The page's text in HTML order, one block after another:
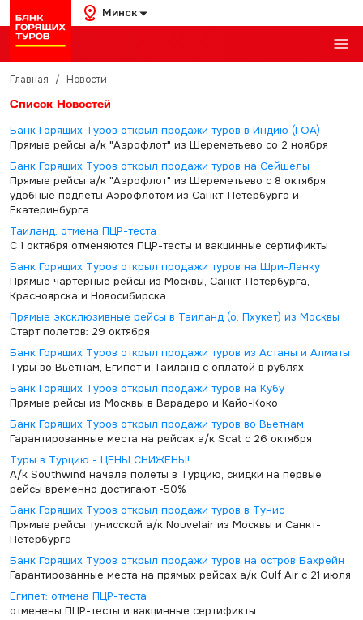
Минск
Главная / Новости
Список Новостей
Банк Горящих Туров открыл продажи туров в Индию (ГОА)
Прямые рейсы а/к "Аэрофлот" из Шереметьево со 2 ноября
Банк Горящих Туров открыл продажи туров на Сейшелы
Прямые рейсы а/к "Аэрофлот" из Шереметьево с 8 октября,
удобные подлеты Аэрофлотом из Санкт-Петербурга и
Екатеринбурга
Таиланд: отмена ПЦР-теста
С 1 октября отменяются ПЦР-тесты и вакцинные сертификты
Банк Горящих Туров открыл продажи туров на Шри-Ланку
Прямые чартерные рейсы из Москвы, Санкт-Петербурга,
Красноярска и Новосибирска
Прямые эксклюзивные рейсы в Таиланд (о. Пхукет) из Москвы
Старт полетов: 29 октября
Банк Горящих Туров открыл продажи туров из Астаны и Алматы
Туры во Вьетнам, Египет и Таиланд с оплатой в рублях
Банк Горящих Туров открыл продажи туров на Кубу
Прямые рейсы из Москвы в Варадеро и Кайо-Коко
Банк Горящих Туров открыл продажи туров во Вьетнам
Гарантированные места на рейсах а/к Scat с 26 октября
Туры в Турцию - ЦЕНЫ СНИЖЕНЫ!
А/к Southwind начала полеты в Турцию, скидки на первые
рейсы временно достигают -50%
Банк Горящих Туров открыл продажи туров в Тунис
Прямые рейсы тунисской а/к Nouvelair из Москвы и Санкт-
Петербурга
Банк Горящих Туров открыл продажи туров на остров Бахрейн
Гарантированные места на прямых рейсах а/к Gulf Air с 21 июля
Египет: отмена ПЦР-теста
отменены ПЦР-тесты и вакцинные сертификты